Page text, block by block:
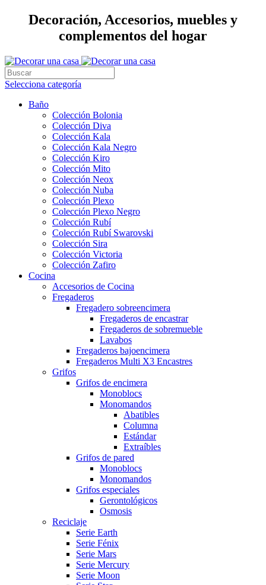
Decoración, Accesorios, muebles y
complementos del hogar
Selecciona categoría
Baño
Colección Bolonia
Colección Diva
Colección Kala
Colección Kala Negro
Colección Kiro
Colección Mito
Colección Neox
Colección Nuba
Colección Plexo
Colección Plexo Negro
Colección Rubí
Colección Rubí Swarovski
Colección Sira
Colección Victoria
Colección Zafiro
Cocina
Accesorios de Cocina
Fregaderos
Fregadero sobreencimera
Fregaderos de encastrar
Fregaderos de sobremueble
Lavabos
Fregaderos bajoencimera
Fregaderos Multi X3 Encastres
Grifos
Grifos de encimera
Monoblocs
Monomandos
Abatibles
Columna
Estándar
Extraíbles
Grifos de pared
Monoblocs
Monomandos
Grifos especiales
Gerontológicos
Osmosis
Reciclaje
Serie Earth
Serie Fénix
Serie Mars
Serie Mercury
Serie Moon